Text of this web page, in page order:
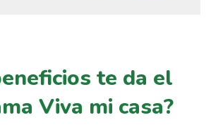
te da el
Viva mi casa?